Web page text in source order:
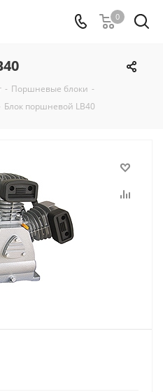
0
- Поршневые блоки -
Блок поршневой LB40